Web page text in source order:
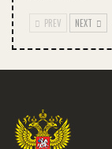
PREV NEXT